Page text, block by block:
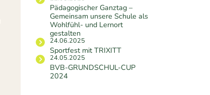
Pädagogischer Ganztag –
Gemeinsam unsere Schule als
Wohlfühl- und Lernort
gestalten
24.06.2025
Sportfest mit TRIXITT
24.05.2025
BVB-GRUNDSCHUL-CUP
2024